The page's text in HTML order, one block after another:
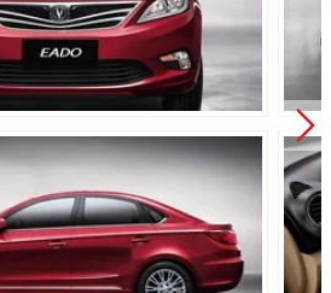
2660 мм
160 мм 160 мм
510 л 510 л
Механическая
Передний Передний
Независимая -
Независимая -